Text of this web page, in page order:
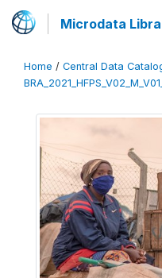
Microdata
Home / Central Data